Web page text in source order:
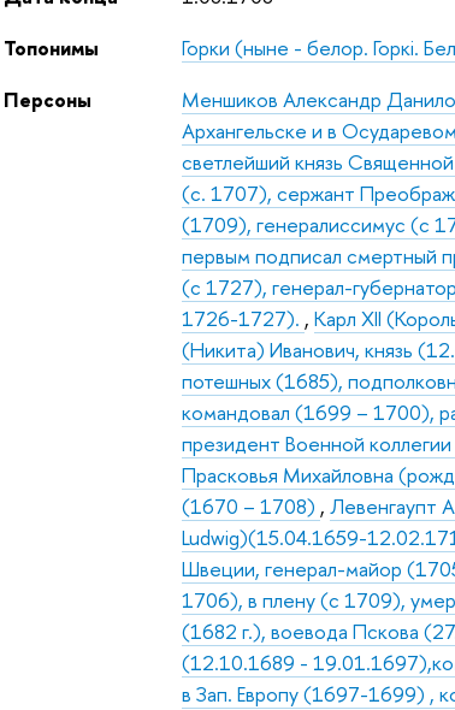
Топонимы
Горки (ныне - белор. Горкi.
Персоны
Меншиков Александр
Архангельске и в
светлейший князь
(с. 1707), сержант
(1709), генералиссимус (с
первым подписал смертный
(с 1727), генерал-
1726-1727). ,Карл XII
(Никита) Иванович, князь
потешных (1685),
командовал (1699 – 1700),
президент Военной
Прасковья Михайловна
(1670 – 1708) ,Левенгаупт
Ludwig)(15.04.1659-
Швеции, генерал-майор
1706), в плену (с 1709), умер
(1682 г.), воевода Пскова
(12.10.1689 -
в Зап. Европу (1697-1699) ,